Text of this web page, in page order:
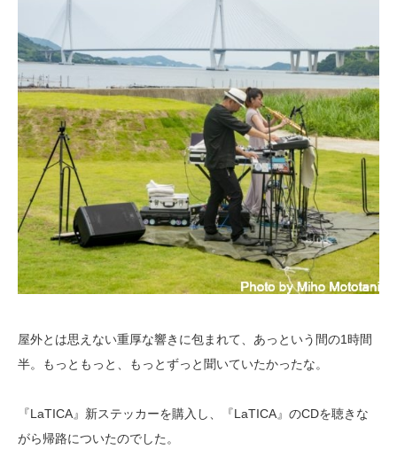
屋外とは思えない重厚な響きに包まれて、あっという間の1時間
半。もっともっと、もっとずっと聞いていたかったな。
『LaTICA』新ステッカーを購入し、『LaTICA』のCDを聴きな
がら帰路についたのでした。